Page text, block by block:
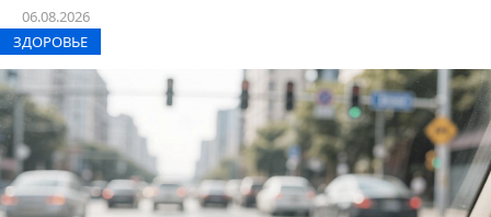
06.08.2026
ЗДОРОВЬЕ